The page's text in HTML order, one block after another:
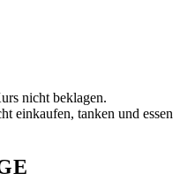
nicht beklagen.
einkaufen, tanken und essen